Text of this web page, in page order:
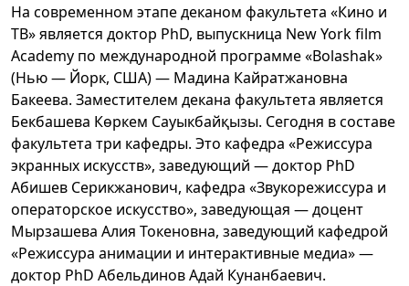
На современном этапе деканом факультета «Кино и
ТВ» является доктор PhD, выпускница New York film
Аcademy по международной программе «Bolashak»
(Нью — Йорк, США) — Мадина Кайратжановна
Бакеева. Заместителем декана факультета является
Бекбашева Көркем Сауыкбайқызы. Сегодня в составе
факультета три кафедры. Это кафедра «Режиссура
экранных искусств», заведующий — доктор PhD
Абишев Серикжанович, кафедра «Звукорежиссура и
операторское искусство», заведующая — доцент
Мырзашева Алия Токеновна, заведующий кафедрой
«Режиссура анимации и интерактивные медиа» —
доктор PhD Абельдинов Адай Кунанбаевич.